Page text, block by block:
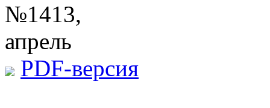
№1413,
апрель
PDF-версия